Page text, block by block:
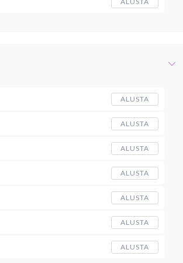
ALUSTA
ALUSTA
ALUSTA
ALUSTA
ALUSTA
ALUSTA
ALUSTA